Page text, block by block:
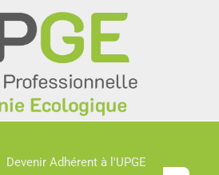
Devenir Adhérent à l'UPGE​